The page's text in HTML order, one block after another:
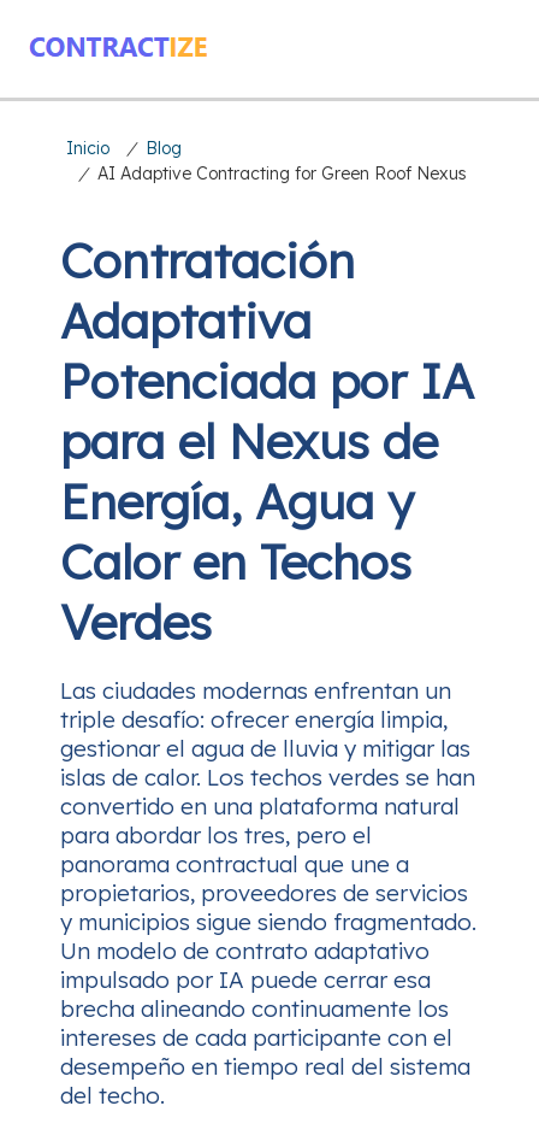
Inicio / Blog
/ AI Adaptive Contracting for Green Roof Nexus
Contratación
Adaptativa
Potenciada por IA
para el Nexus de
Energía, Agua y
Calor en Techos
Verdes
Las ciudades modernas enfrentan un
triple desafío: ofrecer energía limpia,
gestionar el agua de lluvia y mitigar las
islas de calor. Los techos verdes se han
convertido en una plataforma natural
para abordar los tres, pero el
panorama contractual que une a
propietarios, proveedores de servicios
y municipios sigue siendo fragmentado.
Un modelo de contrato adaptativo
impulsado por IA puede cerrar esa
brecha alineando continuamente los
intereses de cada participante con el
desempeño en tiempo real del sistema
del techo.